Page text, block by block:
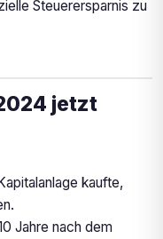
Steuerersparnis zu
jetzt
kaufte,
Jahre nach dem